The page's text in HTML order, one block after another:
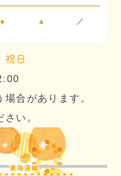
● ▲ ／
祝日
合があります。
い。